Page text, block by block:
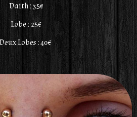
Daith : 35€
Lobe : 25€
Deux Lobes : 40€